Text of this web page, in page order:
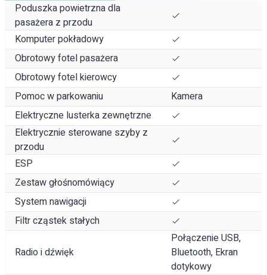
Poduszka powietrzna dla
pasażera z przodu
Komputer pokładowy
Obrotowy fotel pasażera
Obrotowy fotel kierowcy
Pomoc w parkowaniu
Kamera
Elektryczne lusterka zewnętrzne
Elektrycznie sterowane szyby z
przodu
ESP
Zestaw głośnomówiący
System nawigacji
Filtr cząstek stałych
Radio i dźwięk
Połączenie USB,
Bluetooth, Ekran
dotykowy